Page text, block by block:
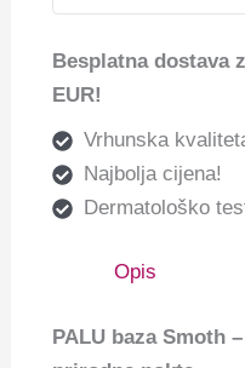
Besplatna dostava
EUR!
Vrhunska
Najbolja cijena!
Dermatološko
Opis
PALU baza Smoth